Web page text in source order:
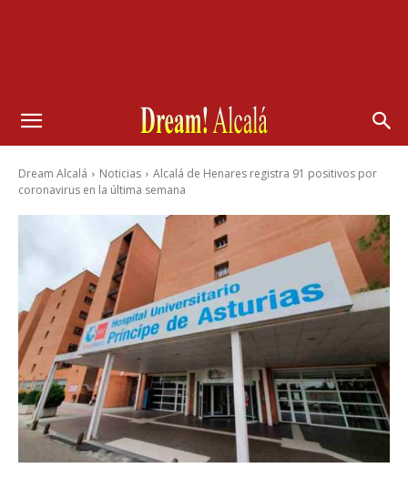
Dream Alcalá Noticias
Alcalá de Henares registra 91 positivos por
coronavirus en la última semana